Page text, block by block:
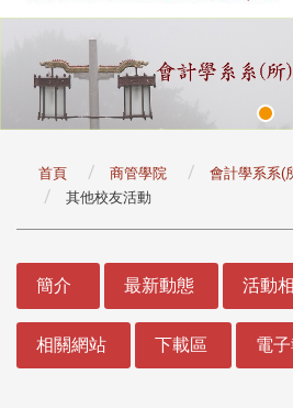
首頁 商管學院
會計學系系(
其他校友活動
簡介 最新動態 活動
相關網站 下載區 電